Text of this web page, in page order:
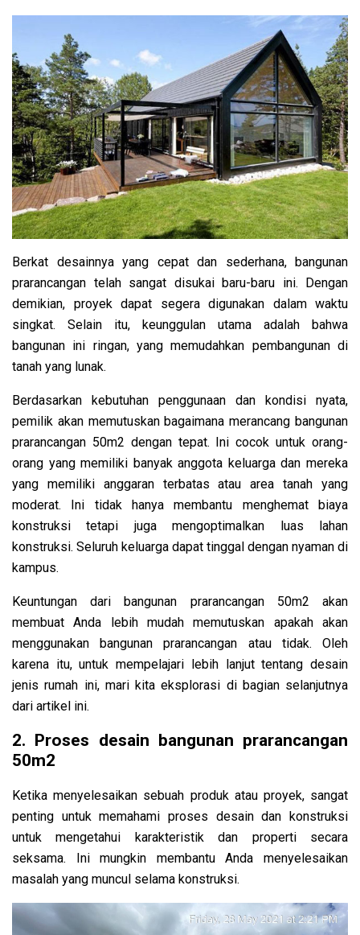
Berkat desainnya yang cepat dan sederhana, bangunan
prarancangan telah sangat disukai baru-baru ini. Dengan
demikian, proyek dapat segera digunakan dalam waktu
singkat. Selain itu, keunggulan utama adalah bahwa
bangunan ini ringan, yang memudahkan pembangunan di
tanah yang lunak.
Berdasarkan kebutuhan penggunaan dan kondisi nyata,
pemilik akan memutuskan bagaimana merancang bangunan
prarancangan 50m2 dengan tepat. Ini cocok untuk orang-
orang yang memiliki banyak anggota keluarga dan mereka
yang memiliki anggaran terbatas atau area tanah yang
moderat. Ini tidak hanya membantu menghemat biaya
konstruksi tetapi juga mengoptimalkan luas lahan
konstruksi. Seluruh keluarga dapat tinggal dengan nyaman di
kampus.
Keuntungan dari bangunan prarancangan 50m2 akan
membuat Anda lebih mudah memutuskan apakah akan
menggunakan bangunan prarancangan atau tidak. Oleh
karena itu, untuk mempelajari lebih lanjut tentang desain
jenis rumah ini, mari kita eksplorasi di bagian selanjutnya
dari artikel ini.
2. Proses desain bangunan prarancangan
50m2
Ketika menyelesaikan sebuah produk atau proyek, sangat
penting untuk memahami proses desain dan konstruksi
untuk mengetahui karakteristik dan properti secara
seksama. Ini mungkin membantu Anda menyelesaikan
masalah yang muncul selama konstruksi.